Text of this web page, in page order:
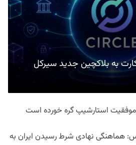
به بلاکچین جدید سیرکل
استارشیپ گره خورده است
هماهنگی نهادی شرط رسیدن ایران به